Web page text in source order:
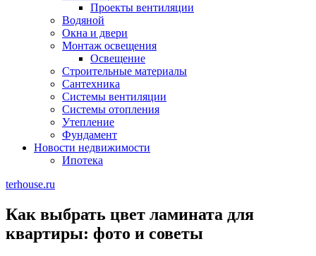
Проекты вентиляции
Водяной
Окна и двери
Монтаж освещения
Освещение
Строительные материалы
Сантехника
Системы вентиляции
Системы отопления
Утепление
Фундамент
Новости недвижимости
Ипотека
terhouse.ru
Как выбрать цвет ламината для
квартиры: фото и советы